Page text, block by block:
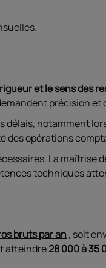
et le sens des
précision
délais, notamment
des opérations
La maîtrise
techniques
bruts par an, soit
atteindre28 000 à 35